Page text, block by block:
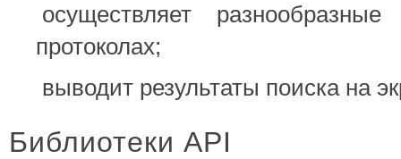
осуществляет
протоколах;
выводит результаты поиска на
Библиотеки API